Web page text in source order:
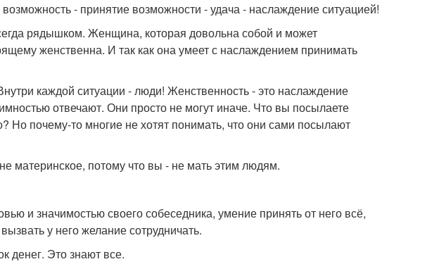
возможность - принятие возможности - удача - наслаждение ситуацией!
рядышком. Женщина, которая довольна собой и может
женственна. И так как она умеет с наслаждением принимать
каждой ситуации - люди! Женственность - это наслаждение
отвечают. Они просто не могут иначе. Что вы посылаете
Но почему-то многие не хотят понимать, что они сами посылают
материнское, потому что вы - не мать этим людям.
и значимостью своего собеседника, умение принять от него всё,
у него желание сотрудничать.
денег. Это знают все.